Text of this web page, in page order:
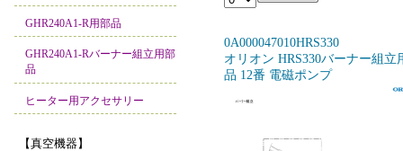
GHR240A1-R用部品
GHR240A1-Rバーナー組立用部
品
ヒーター用アクセサリー
【真空機器】
0A000047010HRS330
オリオン HRS330バーナー組立
品 12番 電磁ポンプ